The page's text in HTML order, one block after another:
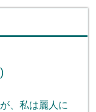
、私は麗人に